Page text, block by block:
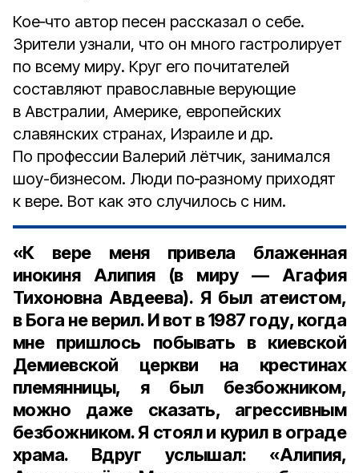
Кое‑что автор песен рассказал о себе.
Зрители узнали, что он много гастролирует
по всему миру. Круг его почитателей
составляют православные верующие
в Австралии, Америке, европейских
славянских странах, Израиле и др.
По профессии Валерий лётчик, занимался
шоу-бизнесом. Люди по‑разному приходят
к вере. Вот как это случилось с ним.
«К вере меня привела блаженная
инокиня Алипия (в миру — Агафия
Тихоновна Авдеева). Я был атеистом,
в Бога не верил. И вот в 1987 году, когда
мне пришлось побывать в киевской
Демиевской церкви на крестинах
племянницы, я был безбожником,
можно даже сказать, агрессивным
безбожником. Я стоял и курил в ограде
храма. Вдруг услышал: «Алипия,